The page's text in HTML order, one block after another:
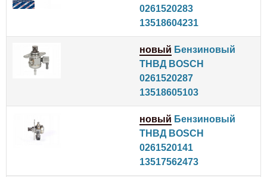
0261520283
13518604231
новый Бензиновый
ТНВД BOSCH
0261520287
13518605103
новый Бензиновый
ТНВД BOSCH
0261520141
13517562473